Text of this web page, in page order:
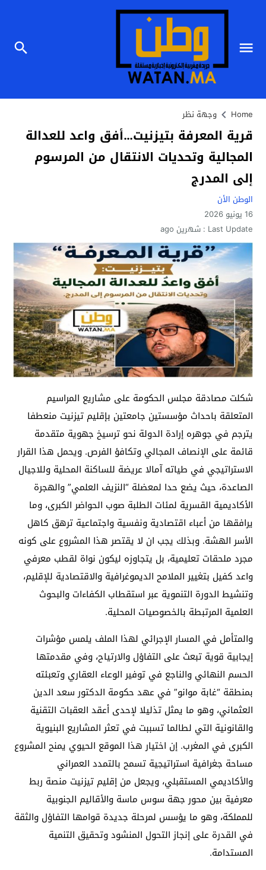
Home وجهة نظر
قرية المعرفة بتيزنيت…أفق واعد للعدالة
المجالية وتحديات الانتقال من المرسوم
إلى المدرج
الوطن الأن
16 يونيو 2026
Last Update : شهرين ago
شكلت مصادقة مجلس الحكومة على مشاريع المراسيم
المتعلقة باحداث مؤسستين جامعتين بإقليم تيزنيت منعطفا
يترجم في جوهره إرادة الدولة نحو ترسيخ جهوية متقدمة
قائمة على الإنصاف المجالي وتكافؤ الفرص. ويحمل هذا القرار
الاستراتيجي في طياته آمالا عريضة للساكنة المحلية وللاجيال
الصاعدة، حيث يضع حدا لمعضلة “النزيف العلمي” والهجرة
الأكاديمية القسرية لمئات الطلبة صوب الحواضر الكبرى، وما
يرافقها من أعباء اقتصادية ونفسية واجتماعية ترهق كاهل
الأسر الهشة. وبذلك يجب ان لا يقتصر هذا المشروع على كونه
مجرد ملحقات تعليمية، بل يتجاوزه ليكون نواة لقطب معرفي
واعد كفيل بتغيير الملامح الديموغرافية والاقتصادية للإقليم،
وتنشيط الدورة التنموية عبر استقطاب الكفاءات والبحوث
العلمية المرتبطة بالخصوصيات المحلية.
والمتأمل في المسار الإجرائي لهذا الملف يلمس مؤشرات
إيجابية قوية تبعث على التفاؤل والارتياح، وفي مقدمتها
الحسم النهائي والناجع في توفير الوعاء العقاري وتعبئته
بمنطقة “غابة موانو” في عهد حكومة الدكتور سعد الدين
العثماني، وهو ما يمثل تذليلا لإحدى أعقد العقبات التقنية
والقانونية التي لطالما تسببت في تعثر المشاريع البنيوية
الكبرى في المغرب. إن اختيار هذا الموقع الحيوي يمنح المشروع
مساحة جغرافية استراتيجية تسمح بالتمدد العمراني
والأكاديمي المستقبلي، ويجعل من إقليم تيزنيت منصة ربط
معرفية بين محور جهة سوس ماسة والأقاليم الجنوبية
للمملكة، وهو ما يؤسس لمرحلة جديدة قوامها التفاؤل والثقة
في القدرة على إنجاز التحول المنشود وتحقيق التنمية
المستدامة.